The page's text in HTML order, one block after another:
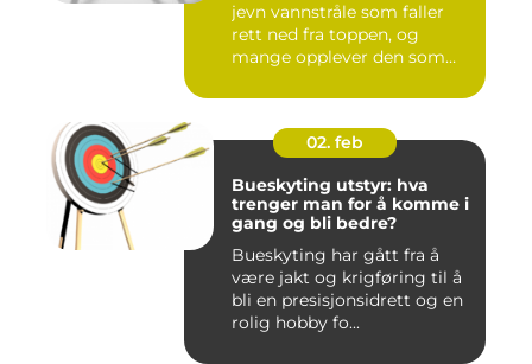
jevn vannstråle som faller
rett ned fra toppen, og
mange opplever den som
02. feb
Bueskyting utstyr: hva
trenger man for å komme i
gang og bli bedre?
Bueskyting har gått fra å
være jakt og krigføring til å
bli en presisjonsidrett og en
rolig hobby fo...